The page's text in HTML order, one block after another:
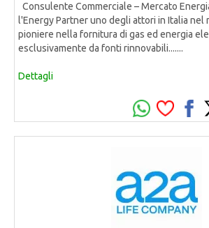
Consulente Commerciale – Mercato
l'Energy Partner uno degli attori in Italia nel
pioniere nella fornitura di gas ed energia
esclusivamente da fonti rinnovabili.......
Dettagli